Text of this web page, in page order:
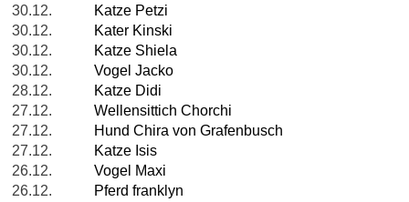
30.12.
Katze Petzi
30.12.
Kater Kinski
30.12.
Katze Shiela
30.12.
Vogel Jacko
28.12.
Katze Didi
27.12.
Wellensittich Chorchi
27.12.
Hund Chira von Grafenbusch
27.12.
Katze Isis
26.12.
Vogel Maxi
26.12.
Pferd franklyn